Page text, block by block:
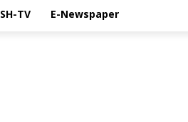
SH-TV E-Newspaper